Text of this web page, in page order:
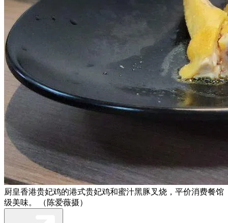
厨皇香港贵妃鸡的港式贵妃鸡和蜜汁黑豚叉烧，平价消费餐馆
级美味。 （陈爱薇摄）